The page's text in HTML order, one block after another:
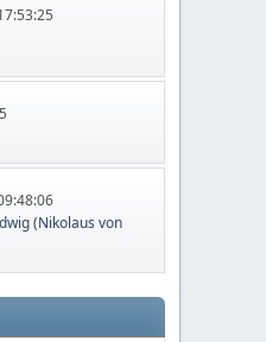
(Nikolaus von